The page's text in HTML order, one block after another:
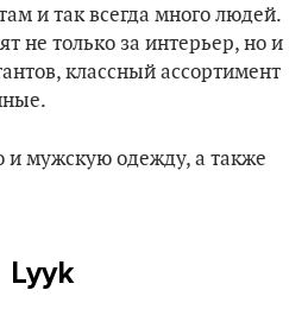
и так всегда много людей.
не только за интерьер, но и
классный ассортимент
мужскую одежду, а также
Lyyk